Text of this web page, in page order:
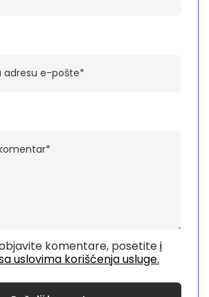
komentare, posetitei
uslovima korišćenja usluge.